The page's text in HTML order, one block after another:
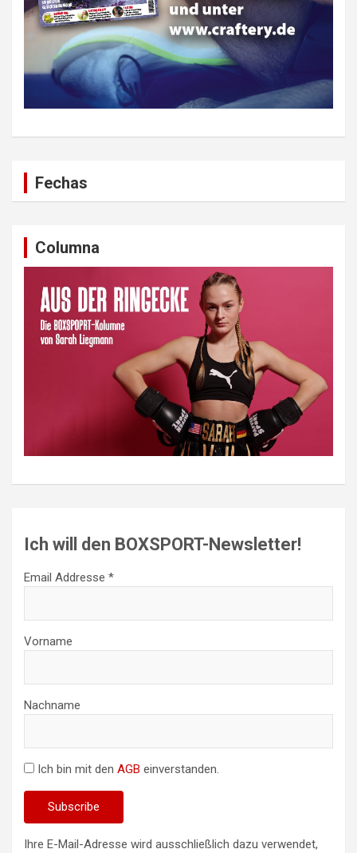
Fechas
Columna
Ich will den BOXSPORT-Newsletter!
Email Addresse *
Vorname
Nachname
Ich bin mit den AGB einverstanden.
Ihre E-Mail-Adresse wird ausschließlich dazu verwendet,